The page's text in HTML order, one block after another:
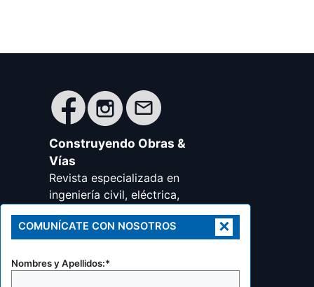
Construyendo Obras &
Vías
Revista especializada en
ingeniería civil, eléctrica,
transportes y arquitectura,
afines.
COMUNÍCATE CON NOSOTROS ×
Nombres y Apellidos:*